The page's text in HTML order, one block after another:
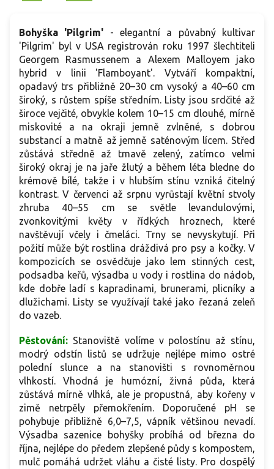
Bohyška 'Pilgrim' - elegantní a půvabný kultivar
'Pilgrim' byl v USA registrován roku 1997 šlechtiteli
Georgem Rasmussenem a Alexem Malloyem jako
hybrid v linii 'Flamboyant'. Vytváří kompaktní,
opadavý trs přibližně 20–30 cm vysoký a 40–60 cm
široký, s růstem spíše středním. Listy jsou srdčité až
široce vejčité, obvykle kolem 10–15 cm dlouhé, mírně
miskovité a na okraji jemně zvlněné, s dobrou
substancí a matně až jemně saténovým lícem. Střed
zůstává středně až tmavě zelený, zatímco velmi
široký okraj je na jaře žlutý a během léta bledne do
krémově bílé, takže i v hlubším stínu vzniká čitelný
kontrast. V červenci až srpnu vyrůstají květní stvoly
zhruba 40–55 cm se světle levandulovými,
zvonkovitými květy v řídkých hroznech, které
navštěvují včely i čmeláci. Trny se nevyskytují. Při
požití může být rostlina dráždivá pro psy a kočky. V
kompozicích se osvědčuje jako lem stinných cest,
podsadba keřů, výsadba u vody i rostlina do nádob,
kde dobře ladí s kapradinami, brunerami, plicníky a
dlužichami. Listy se využívají také jako řezaná zeleň
do vazeb.
Pěstování: Stanoviště volíme v polostínu až stínu,
modrý odstín listů se udržuje nejlépe mimo ostré
polední slunce a na stanovišti s rovnoměrnou
vlhkostí. Vhodná je humózní, živná půda, která
zůstává mírně vlhká, ale je propustná, aby kořeny v
zimě netrpěly přemokřením. Doporučené pH se
pohybuje přibližně 6,0–7,5, vápník většinou nevadí.
Výsadba sazenice bohyšky probíhá od března do
října, nejlépe do předem zlepšené půdy s kompostem,
mulč pomáhá udržet vláhu a čisté listy. Pro dospělý